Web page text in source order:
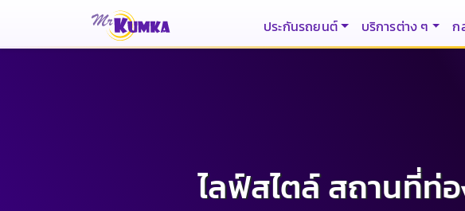
ประกันรถยนต์ บริการต่าง ๆ ก
ไลฟ์สไตล์ สถานที่ท่